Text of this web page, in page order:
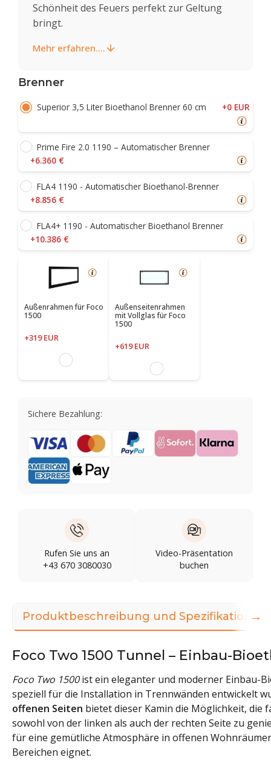
Schönheit des Feuers perfekt zur Geltung
bringt.
Mehr erfahren....
Brenner
Superior 3,5 Liter Bioethanol Brenner 60 cm +0 EUR
Prime Fire 2.0 1190 – Automatischer Brenner
+6.360 €
FLA4 1190 - Automatischer Bioethanol-Brenner
+8.856 €
FLA4+ 1190 - Automatischer Bioethanol Brenner
+10.386 €
Außenrahmen für Foco
1500
+319 EUR
Außenseitenrahmen
mit Vollglas für Foco
1500
+619 EUR
Sichere Bezahlung:
Rufen Sie uns an
+43 670 3080030
Video-Präsentation
buchen
Produktbeschreibung und Spezifikationen
Foco Two 1500 Tunnel – Einbau-
Foco Two 1500ist ein eleganter und moderner Einbau-
speziell für die Installation in Trennwänden entwickelt
offenen Seiten bietet dieser Kamin die Möglichkeit, die
sowohl von der linken als auch der rechten Seite zu
für eine gemütliche Atmosphäre in offenen
Bereichen eignet.
→